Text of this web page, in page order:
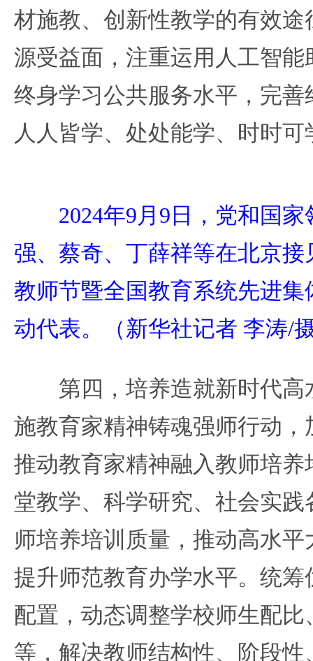
材施教、创新性教学的有效
源受益面，注重运用人工智
终身学习公共服务水平，完
人人皆学、处处能学、时时
2024年9月9日，党和国家
强、蔡奇、丁薛祥等在北京
教师节暨全国教育系统先进
动代表。（新华社记者 李涛/
第四，培养造就新时代高
施教育家精神铸魂强师行动
推动教育家精神融入教师培
堂教学、科学研究、社会实
师培养培训质量，推动高水
提升师范教育办学水平。统
配置，动态调整学校师生配
等，解决教师结构性、阶段